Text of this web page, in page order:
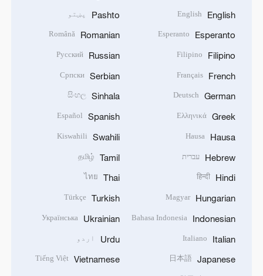
English
English
Esperanto
Esperanto
Filipino
Filipino
French
Français
German
Deutsch
Greek
Ελληνικά
Hausa
Hausa
Hebrew עברית
Hindi
हिन्दी
Hungarian
Magyar
Indonesian
Bahasa Indonesia
Italian
Italiano
Japanese
日本語
Pashto پښتو
Romanian
Română
Russian
Русский
Serbian
Српски
Sinhala
සිංහල
Spanish
Español
Swahili
Kiswahili
Tamil
தமிழ்
Thai
ไทย
Turkish
Türkçe
Ukrainian
Українська
Urdu اردو
Vietnamese
Tiếng Việt